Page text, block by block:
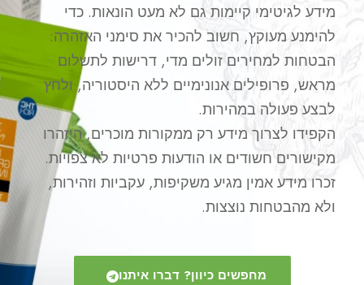
מידע לגיטימי קיימות גם לא מעט הונאות. כדי
להימנע מעוקץ, חשוב להכיר את סימני האזהרה:
הבטחות למחירים זולים מדי, דרישות לתשלום
מראש, פרופילים אנונימיים ללא היסטוריה, ולחץ
לבצע פעולה במהירות.
הקפידו לצרוך מידע רק ממקורות מוכרים, היזהרו
מקישורים חשודים או הודעות פרטיות לא צפויות.
זכרו מידע אמין מגיע משקיפות, עקביות וזהירות,
ולא מהבטחות נוצצות.
מחפשים כיוון? דברו איתנו